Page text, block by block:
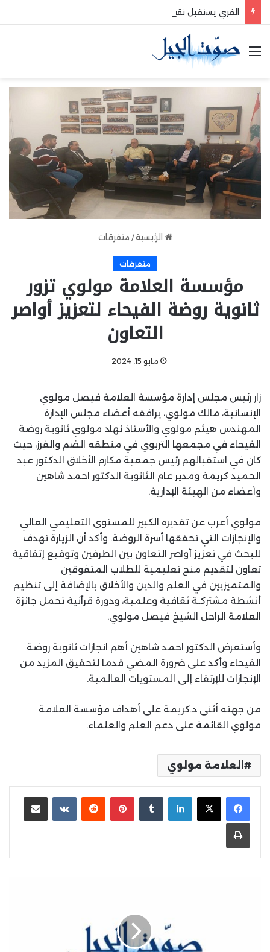
الفري يستقبل نقيب موظفي قاديشا
القائمة
الرئيسية / متفرقات
متفرقات
مؤسسة العلامة مولوي تزور
ثانوية روضة الفيحاء لتعزيز أواصر
التعاون
مايو 15, 2024
زار رئيس مجلس إدارة مؤسسة العلامة فيصل مولوي
الإنسانية، مالك مولوي، يرافقه أعضاء مجلس الإدارة
المهندس هيثم مولوي والأستاذ نهاد مولوي ثانوية روضة
الفيحاء في مجمعها التربوي في منطقه الضم والفرز، حيث
كان في استقبالهم رئيس جمعية مكارم الأخلاق الدكتور عبد
الحميد كريمة ومدير عام الثانوية الدكتور احمد شاهين
وأعضاء من الهيئة الإدارية.
مولوي أعرب عن تقديره الكبير للمستوى التعليمي العالي
والإنجازات التي تحققها أسرة الروضة. وأكد أن الزيارة تهدف
للبحث في تعزيز أواصر التعاون بين الطرفين وتوقيع إتفاقية
تعاون لتقديم منح تعليمية للطلاب المتفوقين
والمتميزيين في العلم والدين والأخلاق بالإضافة إلى تنظيم
أنشطة مشتركـة ثقافية وعلمية، ودورة قرآنية تحمل جائزة
العلامة الراحل الشيخ فيصل مولوي.
وأستعرض الدكتور احمد شاهين أهم انجازات ثانوية روضة
الفيحاء وأكد على ضرورة المضي قدما لتحقيق المزيد من
الإنجازات للإرتقاء إلى المستويات العالمية.
من جهته أثنى د.كريمة على أهداف مؤسسة العلامة
مولوي القائمة على دعم العلم والعلماء.
العلامة مولوي
لينكدإن بينتيريست مشاركة عبر البريد
طباعة